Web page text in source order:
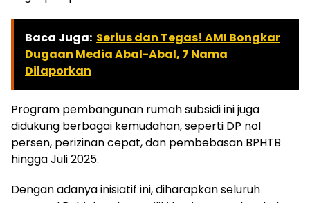
Baca Juga: Serius dan Tegas! AMI Bongkar
Dugaan Media Abal-Abal, 7 Nama
Dilaporkan
Program pembangunan rumah subsidi ini juga
didukung berbagai kemudahan, seperti DP nol
persen, perizinan cepat, dan pembebasan BPHTB
hingga Juli 2025.
Dengan adanya inisiatif ini, diharapkan seluruh